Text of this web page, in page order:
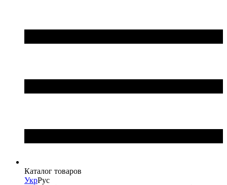
Каталог товаров
УкрРус